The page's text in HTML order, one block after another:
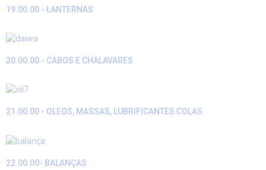
19.00.00 - LANTERNAS
20.00.00 - CABOS E CHALAVARES
21.00.00 - OLEOS, MASSAS, LUBRIFICANTES COLAS
22.00.00- BALANÇAS